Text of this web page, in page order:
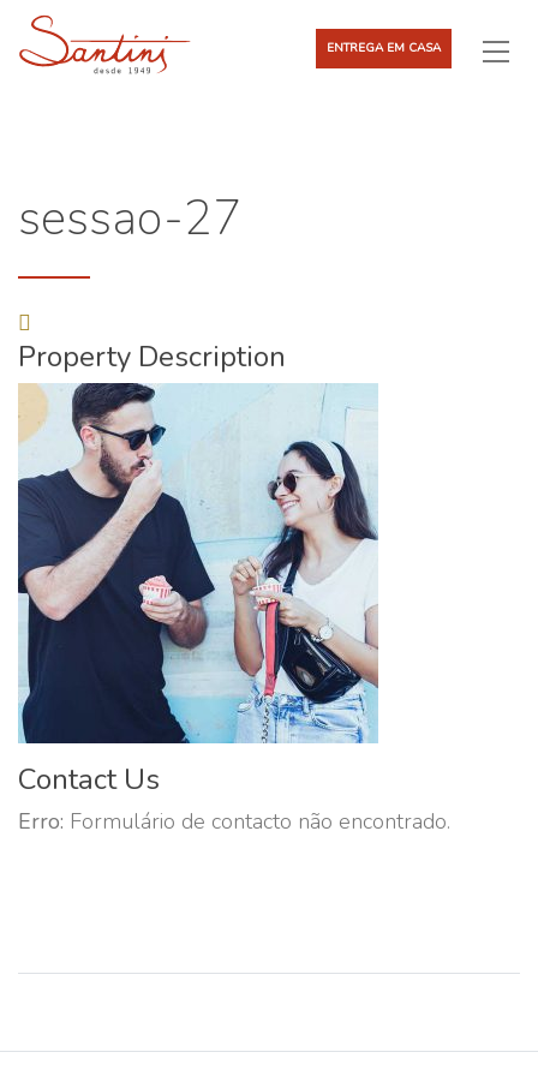
ENTREGA EM CASA
sessao-27
Property Description
Contact Us
Erro: Formulário de contacto não encontrado.